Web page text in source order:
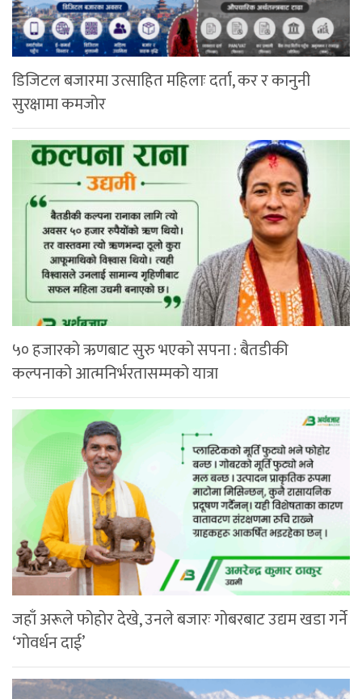
डिजिटल बजारमा उत्साहित महिलाः दर्ता, कर र कानुनी
सुरक्षामा कमजोर
५० हजारको ऋणबाट सुरु भएको सपना : बैतडीकी
कल्पनाको आत्मनिर्भरतासम्मको यात्रा
जहाँ अरूले फोहोर देखे, उनले बजारः गोबरबाट उद्यम खडा गर्ने
‘गोवर्धन दाई’